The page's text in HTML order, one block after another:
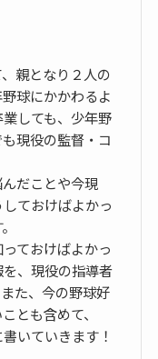
親となり２人の
球にかかわるよ
しても、少年野
現役の監督・コ
だことや今現
ておけばよかっ
ておけばよかっ
、現役の指導者
た、今の野球好
とも含めて、
いていきます！